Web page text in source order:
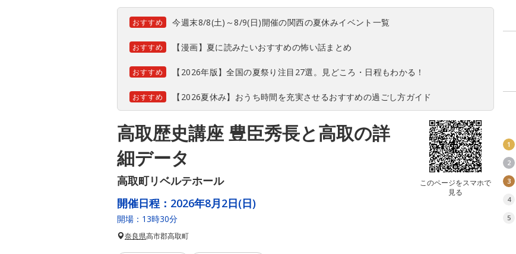
おすすめ 今週末8/8(土)～8/9(日)開催の関西の夏休みイベント一覧
おすすめ 【漫画】夏に読みたいおすすめの怖い話まとめ
おすすめ 【2026年版】全国の夏祭り注目27選。見どころ・日程もわかる！
おすすめ 【2026夏休み】おうち時間を充実させるおすすめの過ごし方ガイド
高取歴史講座 豊臣秀長と高取の詳
細データ
高取町リベルテホール
このページをスマホで
見る
開催日程： 2026年8月2日(日)
開場：13時30分
奈良県高市郡高取町
1
2
3
4
5